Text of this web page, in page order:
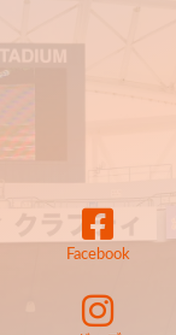
Facebook